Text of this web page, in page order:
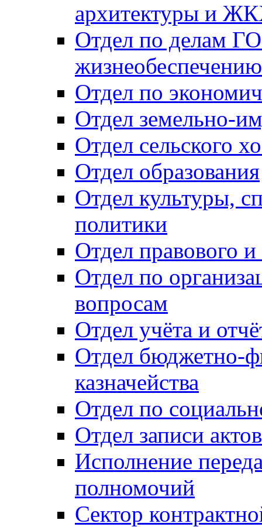
архитектуры и
Отдел по делам
Отдел по
Отдел земельно-
Отдел сельского
Отдел образования
Отдел культуры,
политики
Отдел правового
Отдел по
вопросам
Отдел учёта и
Отдел бюджетно-
казначейства
Отдел по
Отдел записи
Исполнение
полномочий
Сектор